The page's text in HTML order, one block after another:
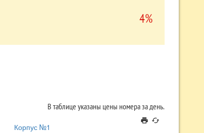
4%
В таблице указаны цены номера за день.
print cached
Корпус №1